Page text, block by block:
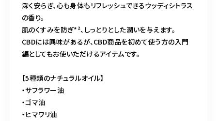
深く安らぎ、心も身体もリフレッシュできるウッディシトラス
の香り。
肌のくすみを防ぎ*²、しっとりとした潤いを与えます。
CBDには興味があるが、CBD商品を初めて使う方の入門
編としてもお使いただけるアイテムです。
【5種類のナチュラルオイル】
・サフラワー油
・ゴマ油
・ヒマワリ油